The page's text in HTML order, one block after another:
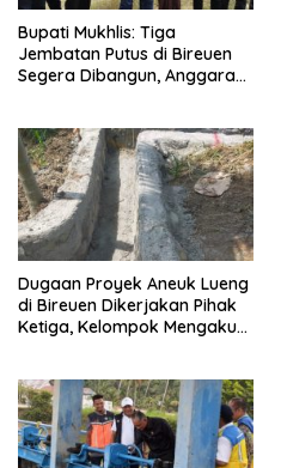
Bupati Mukhlis: Tiga
Jembatan Putus di Bireuen
Segera Dibangun, Anggaran
Dugaan Proyek Aneuk Lueng
di Bireuen Dikerjakan Pihak
Ketiga, Kelompok Mengaku